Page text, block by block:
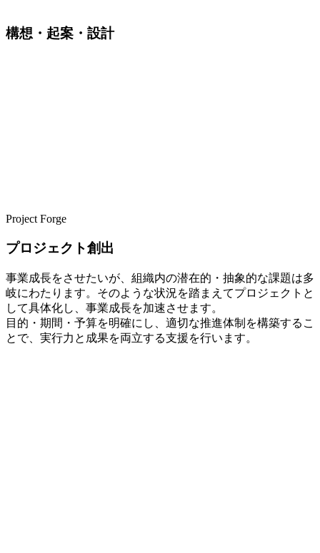
構想・起案・設計
Project Forge
プロジェクト創出
事業成長をさせたいが、組織内の潜在的・抽象的な課題は多
岐にわたります。そのような状況を踏まえてプロジェクトと
して具体化し、​事業成長を加速させます。
目的・期間・予算を明確にし、適切な推進体制を構築するこ
とで、​実行力と成果を両立する支援を行います。​